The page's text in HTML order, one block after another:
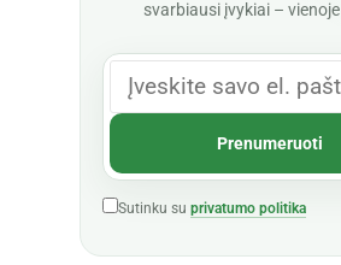
svarbiausi įvykiai –
Sutinku su privatumo politika